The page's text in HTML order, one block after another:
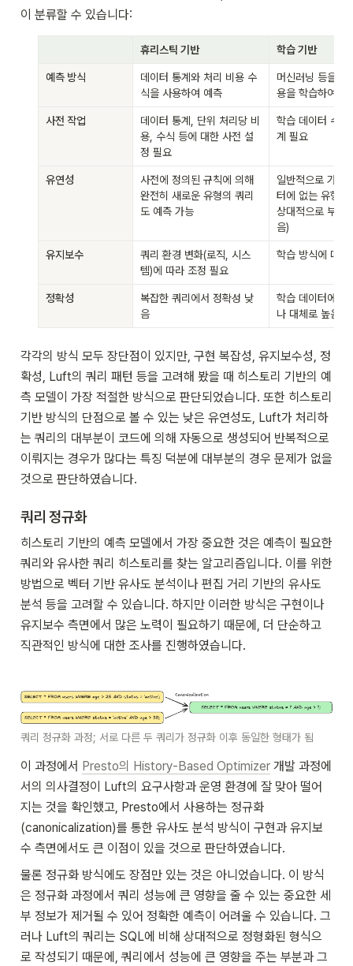
이 분류할 수 있습니다:
휴리스틱 기반 학습 기반
예측 방식
데이터 통계와 처리 비용 수
식을 사용하여 예측
머신러닝 등을 통
용을 학습하여 예
사전 작업
데이터 통계, 단위 처리당 비
용, 수식 등에 대한 사전 설
정 필요
학습 데이터 수집
계 필요
유연성
사전에 정의된 규칙에 의해
완전히 새로운 유형의 쿼리
도 예측 가능
일반적으로 가능
터에 없는 유형에
상대적으로 부정
음)
유지보수
쿼리 환경 변화(로직, 시스
템)에 따라 조정 필요
학습 방식에 따라
정확성
복잡한 쿼리에서 정확성 낮
음
학습 데이터에 따
나 대체로 높음
각각의 방식 모두 장단점이 있지만, 구현 복잡성, 유지보수성, 정
확성, Luft의 쿼리 패턴 등을 고려해 봤을 때 히스토리 기반의 예
측 모델이 가장 적절한 방식으로 판단되었습니다. 또한 히스토리
기반 방식의 단점으로 볼 수 있는 낮은 유연성도, Luft가 처리하
는 쿼리의 대부분이 코드에 의해 자동으로 생성되어 반복적으로
이뤄지는 경우가 많다는 특징 덕분에 대부분의 경우 문제가 없을
것으로 판단하였습니다.
쿼리 정규화
히스토리 기반의 예측 모델에서 가장 중요한 것은 예측이 필요한
쿼리와 유사한 쿼리 히스토리를 찾는 알고리즘입니다. 이를 위한
방법으로 벡터 기반 유사도 분석이나 편집 거리 기반의 유사도
분석 등을 고려할 수 있습니다. 하지만 이러한 방식은 구현이나
유지보수 측면에서 많은 노력이 필요하기 때문에, 더 단순하고
직관적인 방식에 대한 조사를 진행하였습니다.
쿼리 정규화 과정; 서로 다른 두 쿼리가 정규화 이후 동일한 형태가 됨
이 과정에서 Presto의 History-Based Optimizer 개발 과정에
서의 의사결정이 Luft의 요구사항과 운영 환경에 잘 맞아 떨어
지는 것을 확인했고, Presto에서 사용하는 정규화
(canonicalization)를 통한 유사도 분석 방식이 구현과 유지보
수 측면에서도 큰 이점이 있을 것으로 판단하였습니다.
물론 정규화 방식에도 장점만 있는 것은 아니었습니다. 이 방식
은 정규화 과정에서 쿼리 성능에 큰 영향을 줄 수 있는 중요한 세
부 정보가 제거될 수 있어 정확한 예측이 어려울 수 있습니다. 그
러나 Luft의 쿼리는 SQL에 비해 상대적으로 정형화된 형식으
로 작성되기 때문에, 쿼리에서 성능에 큰 영향을 주는 부분과 그